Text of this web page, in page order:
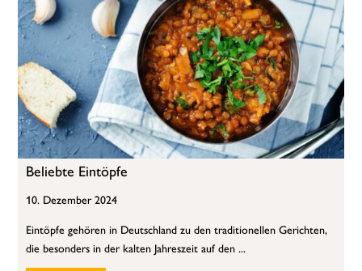
Beliebte Eintöpfe
10. Dezember 2024
Eintöpfe gehören in Deutschland zu den traditionellen Gerichten,
die besonders in der kalten Jahreszeit auf den ...